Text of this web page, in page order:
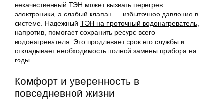
некачественный ТЭН может вызвать перегрев
электроники, а слабый клапан — избыточное давление в
системе. Надежный ТЭН на проточный водонагреватель
напротив, помогает сохранить ресурс всего
водонагревателя. Это продлевает срок его службы и
откладывает необходимость полной замены прибора на
годы.
Комфорт и уверенность в
повседневной жизни